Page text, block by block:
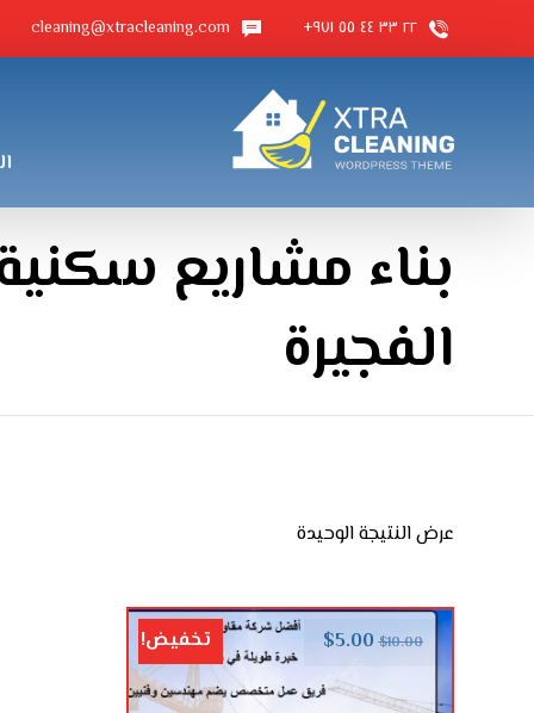
٢٢ ٣٣ ٤٤ ٥٥ ٩٧١+ cleaning@xtracleaning.com
بناء مشاريع
الفجيرة
عرض النتيجة الوحيدة
$10.00
$5.00 تخفيض!